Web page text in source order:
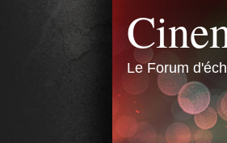
Le Forum